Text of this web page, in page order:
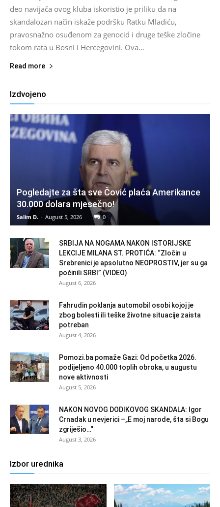
deo navijača ovog kluba iskoristio je priliku da na
skandalozan način iskaže podršku Ratku Mladiću,
pravosnažno osuđenom za genocid i druge teške zločine
tokom rata u Bosni i Hercegovini. Ova...
Read more
Izdvojeno
Pogledajte za šta sve Čović plaća Amerikance
30.000 dolara mjesečno!
Salim D. - August 5, 2026 0
SRBIJA NA NOGAMA NAKON ISTORIJSKE
LEKCIJE MILANA ST. PROTIĆA: “Zločin u
Srebrenici je apsolutno NEOPROSTIV, jer su ga
počinili SRBI” (VIDEO)
August 6, 2026
Fahrudin poklanja automobil osobi kojoj je
zbog bolesti ili teške životne situacije zaista
potreban
August 4, 2026
Pomozi.ba pomaže Gazi: Od početka 2026.
podijeljeno 40.000 toplih obroka, u augustu
nove aktivnosti
August 5, 2026
NAKON NOVOG DODIKOVOG SKANDALA: Igor
Crnadak u nevjerici –„E moj narode, šta si Bogu
zgriješio…“
August 3, 2026
Izbor urednika